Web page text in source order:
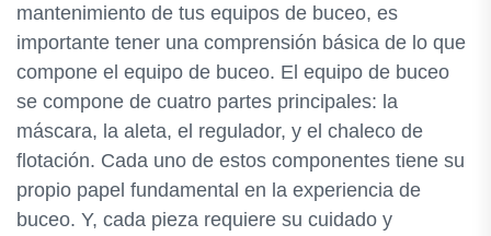
mantenimiento de tus equipos de buceo, es
importante tener una comprensión básica de lo que
compone el equipo de buceo. El equipo de buceo
se compone de cuatro partes principales: la
máscara, la aleta, el regulador, y el chaleco de
flotación. Cada uno de estos componentes tiene su
propio papel fundamental en la experiencia de
buceo. Y, cada pieza requiere su cuidado y